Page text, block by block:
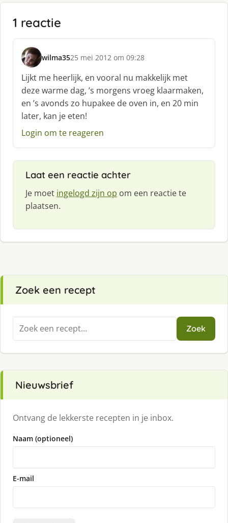
1 reactie
wilma35
s
c
h
r
e
e
:
25 mei 2012 om 09:28
Lijkt me heerlijk, en vooral nu makkelijk met
deze warme dag, ’s morgens vroeg klaarmaken,
en ’s avonds zo hupakee de oven in, en 20 min
later, kan je eten!
Login om te reageren
Laat een reactie achter
Je moet ingelogd zijn op om een reactie te
plaatsen.
Zoek een recept
Zoeken
naar:
Zoek
Nieuwsbrief
Ontvang de lekkerste recepten in je inbox.
Naam (optioneel)
E-mail